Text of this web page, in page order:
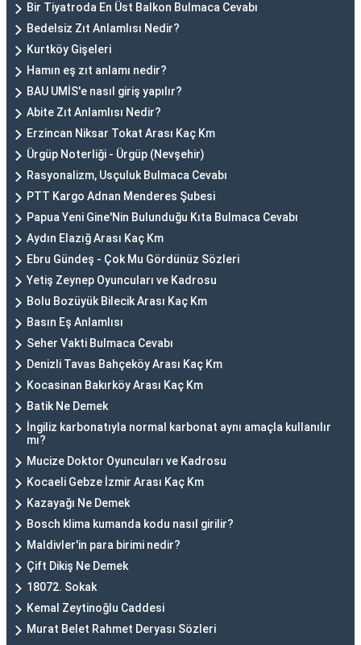
Bir Tiyatroda En Üst Balkon Bulmaca Cevabı
Bedelsiz Zıt Anlamlısı Nedir?
Kurtköy Gişeleri
Hamın eş zıt anlamı nedir?
BAU UMİS'e nasıl giriş yapılır?
Abite Zıt Anlamlısı Nedir?
Erzincan Niksar Tokat Arası Kaç Km
Ürgüp Noterliği - Ürgüp (Nevşehir)
Rasyonalizm, Usçuluk Bulmaca Cevabı
PTT Kargo Adnan Menderes Şubesi
Papua Yeni Gine'Nin Bulunduğu Kıta Bulmaca Cevabı
Aydın Elazığ Arası Kaç Km
Ebru Gündeş - Çok Mu Gördünüz Sözleri
Yetiş Zeynep Oyuncuları ve Kadrosu
Bolu Bozüyük Bilecik Arası Kaç Km
Basın Eş Anlamlısı
Seher Vakti Bulmaca Cevabı
Denizli Tavas Bahçeköy Arası Kaç Km
Kocasinan Bakırköy Arası Kaç Km
Batik Ne Demek
İngiliz karbonatıyla normal karbonat aynı amaçla kullanılır
mı?
Mucize Doktor Oyuncuları ve Kadrosu
Kocaeli Gebze İzmir Arası Kaç Km
Kazayağı Ne Demek
Bosch klima kumanda kodu nasıl girilir?
Maldivler'in para birimi nedir?
Çift Dikiş Ne Demek
18072. Sokak
Kemal Zeytinoğlu Caddesi
Murat Belet Rahmet Deryası Sözleri